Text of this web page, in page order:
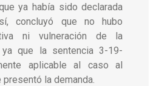
ya había sido declarada
concluyó que no hubo
ni vulneración de la
ya que la sentencia 3-19-
aplicable al caso al
la demanda.